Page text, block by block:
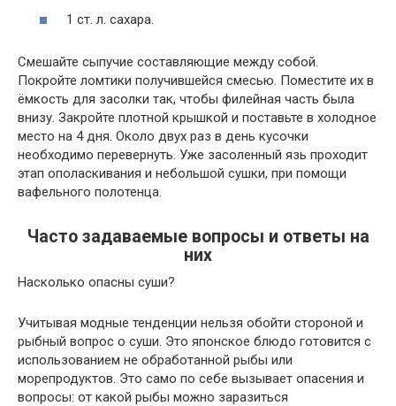
1 ст. л. сахара.
Смешайте сыпучие составляющие между собой.
Покройте ломтики получившейся смесью. Поместите их в
ёмкость для засолки так, чтобы филейная часть была
внизу. Закройте плотной крышкой и поставьте в холодное
место на 4 дня. Около двух раз в день кусочки
необходимо перевернуть. Уже засоленный язь проходит
этап ополаскивания и небольшой сушки, при помощи
вафельного полотенца.
Часто задаваемые вопросы и ответы на
них
Насколько опасны суши?
Учитывая модные тенденции нельзя обойти стороной и
рыбный вопрос о суши. Это японское блюдо готовится с
использованием не обработанной рыбы или
морепродуктов. Это само по себе вызывает опасения и
вопросы: от какой рыбы можно заразиться